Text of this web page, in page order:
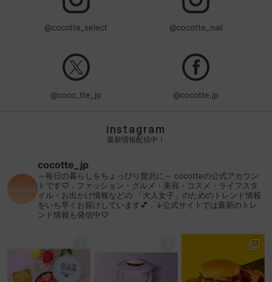
@cocotte_select @cocotte_nail
@coco_tte_jp @cocotte.jp
instagram
最新情報配信中！
cocotte_jp
～毎日の暮らしをちょっぴり贅沢に～ cocotteの公式アカウン
トです♡ . ファッション・グルメ・美容・コスメ・ライフスタ
イル・お出かけ情報などの 「大人女子」のためのトレンド情報
をいち早くお届けしています💕 . ↓公式サイトでは最新のトレ
ンド情報も発信中♡